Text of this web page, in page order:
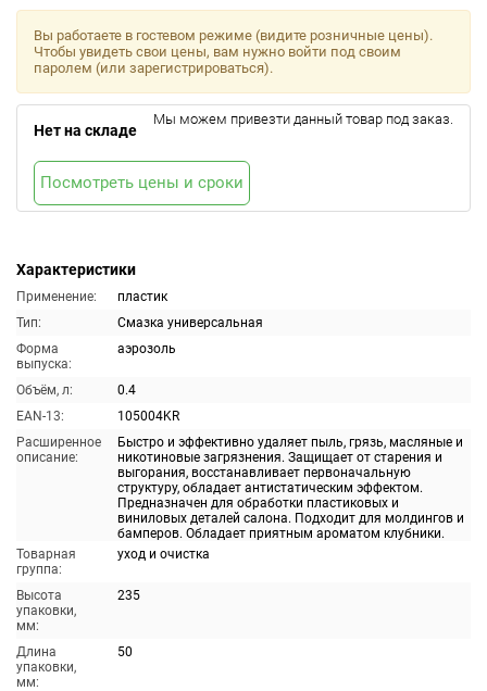
Характеристики
Применение:
пластик
Тип:
Смазка универсальная
Форма
выпуска:
аэрозоль
Объём, л:
0.4
EAN-13:
105004KR
Расширенное
описание:
Быстро и эффективно удаляет пыль, грязь, масляные и
никотиновые загрязнения. Защищает от старения и
выгорания, восстанавливает первоначальную
структуру, обладает антистатическим эффектом.
Предназначен для обработки пластиковых и
виниловых деталей салона. Подходит для молдингов и
бамперов. Обладает приятным ароматом клубники.
Товарная
группа:
уход и очистка
Высота
упаковки,
мм:
235
Длина
упаковки,
мм:
50
Вы работаете в гостевом режиме (видите розничные цены).
Чтобы увидеть свои цены, вам нужно войти под своим
паролем (или зарегистрироваться).
Нет на складе
Мы можем привезти данный товар под заказ.
Посмотреть цены и сроки